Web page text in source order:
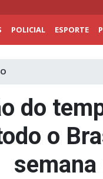
POLICIAL ESPORTE
do
o